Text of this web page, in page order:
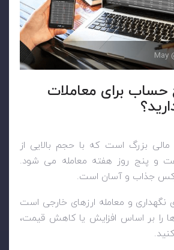
حساب برای معاملات
بزرگ است که با حجم بالایی از
در 24 ساعت و پنج روز هفته معامله می شود.
جذاب و آسان است.
نگهداری و معامله ارزهای خارجی است
را بر اساس افزایش یا کاهش قیمت،